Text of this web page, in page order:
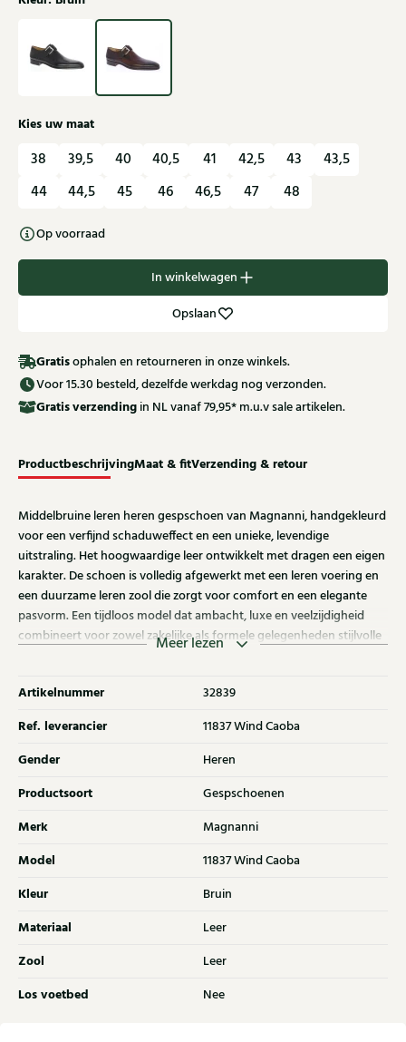
Kies uw maat
38 39,5 40 40,5 41 42,5 43
43,5
44
44,5 45 46 46,5 47 48
Op voorraad
In winkelwagen
Opslaan
Gratisophalen en retourneren in onze winkels.
Voor 15.30 besteld, dezelfde werkdag nog verzonden.
Gratisverzending in NL vanaf 79,95* m.u.v sale artikelen.
ProductbeschrijvingMaat & fitVerzending & retour
Middelbruine leren heren gespschoen van Magnanni, handgekleurd
voor een verfijnd schaduweffect en een unieke, levendige
uitstraling. Het hoogwaardige leer ontwikkelt met dragen een eigen
karakter. De schoen is volledig afgewerkt met een leren voering en
een duurzame leren zool die zorgt voor comfort en een elegante
pasvorm. Een tijdloos model dat ambacht, luxe en veelzijdigheid
combineert voor zowel zakelijke als formele gelegenheden stijlvolle
Meer lezen
Artikelnummer 32839
Ref. leverancier 11837 Wind Caoba
Gender Heren
Productsoort Gespschoenen
Merk Magnanni
Model 11837 Wind Caoba
Kleur Bruin
Materiaal Leer
Zool Leer
Los voetbed Nee